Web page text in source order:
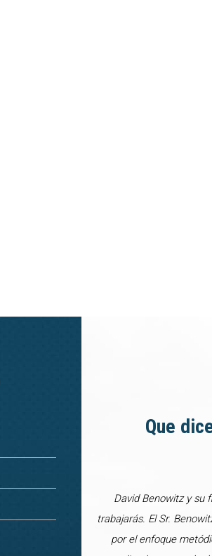
Que
David Benowitz y su
trabajarás. El Sr.
por el enfoque